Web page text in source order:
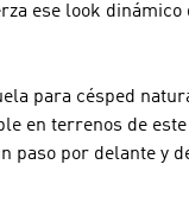
ese look dinámico
para césped
en terrenos de
paso por delante y